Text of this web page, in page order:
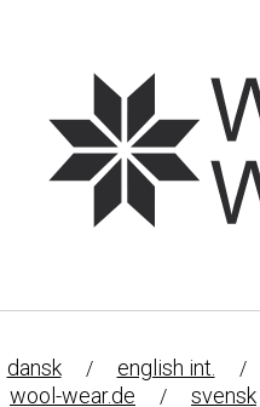
dansk/ english int. /
wool-wear.de / svensk